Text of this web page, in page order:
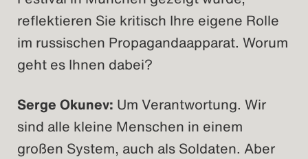
reflektieren Sie kritisch Ihre eigene Rolle
im russischen Propagandaapparat. Worum
geht es Ihnen dabei?
Serge Okunev: Um Verantwortung. Wir
sind alle kleine Menschen in einem
großen System, auch als Soldaten. Aber